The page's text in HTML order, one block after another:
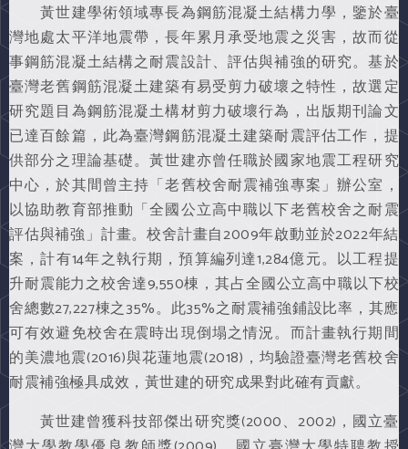
黃世建學術領域專長為鋼筋混凝土結構力學，鑒於臺
灣地處太平洋地震帶，長年累月承受地震之災害，故而從
事鋼筋混凝土結構之耐震設計、評估與補強的研究。基於
臺灣老舊鋼筋混凝土建築有易受剪力破壞之特性，故選定
研究題目為鋼筋混凝土構材剪力破壞行為，出版期刊論文
已達百餘篇，此為臺灣鋼筋混凝土建築耐震評估工作，提
供部分之理論基礎。黃世建亦曾任職於國家地震工程研究
中心，於其間曾主持「老舊校舍耐震補強專案」辦公室，
以協助教育部推動「全國公立高中職以下老舊校舍之耐震
評估與補強」計畫。校舍計畫自2009年啟動並於2022年結
案，計有14年之執行期，預算編列達1,284億元。以工程提
升耐震能力之校舍達9,550棟，其占全國公立高中職以下校
舍總數27,227棟之35%。此35%之耐震補強鋪設比率，其應
可有效避免校舍在震時出現倒塌之情況。而計畫執行期間
的美濃地震(2016)與花蓮地震(2018)，均驗證臺灣老舊校舍
耐震補強極具成效，黃世建的研究成果對此確有貢獻。
黃世建曾獲科技部傑出研究獎(2000、2002)，國立臺